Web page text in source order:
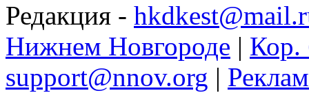
Редакция -
Нижнем Новгороде | Кор.
support@nnov.org |